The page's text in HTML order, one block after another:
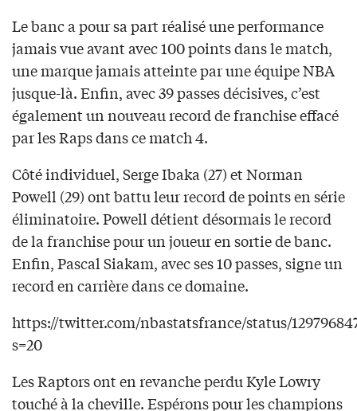
Le banc a pour sa part réalisé une performance
jamais vue avant avec 100 points dans le match,
une marque jamais atteinte par une équipe NBA
jusque-là. Enfin, avec 39 passes décisives, c’est
également un nouveau record de franchise effacé
par les Raps dans ce match 4.
Côté individuel, Serge Ibaka (27) et Norman
Powell (29) ont battu leur record de points en série
éliminatoire. Powell détient désormais le record
de la franchise pour un joueur en sortie de banc.
Enfin, Pascal Siakam, avec ses 10 passes, signe un
record en carrière dans ce domaine.
https://twitter.com/nbastatsfrance/status/
s=20
Les Raptors ont en revanche perdu Kyle Lowry
touché à la cheville. Espérons pour les champions